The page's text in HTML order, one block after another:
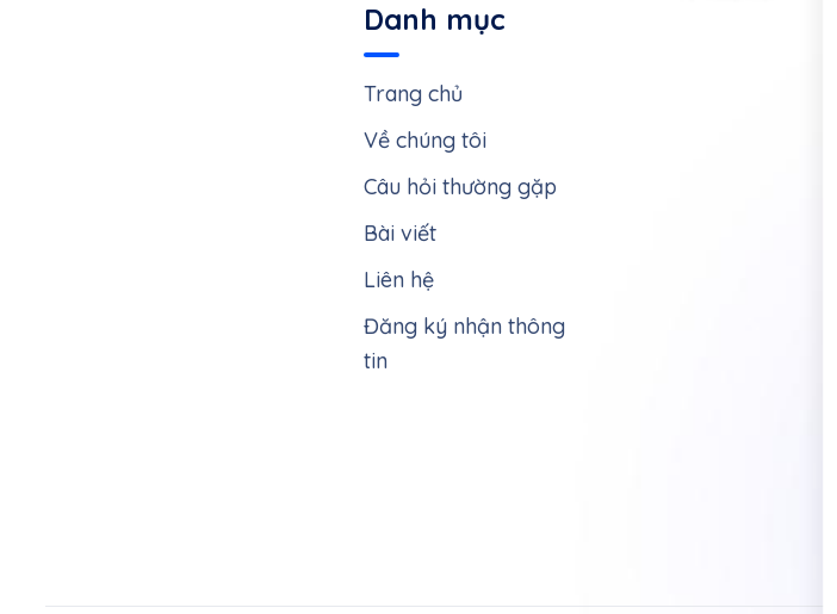
Danh mục
Trang chủ
Về chúng tôi
Câu hỏi thường gặp
Bài viết
Liên hệ
Đăng ký nhận thông
tin